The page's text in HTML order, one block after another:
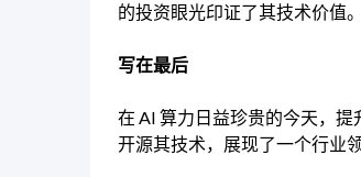
的投资眼光印证了其技术价值
写在最后
在 AI 算力日益珍贵的今天，
开源其技术，展现了一个行业